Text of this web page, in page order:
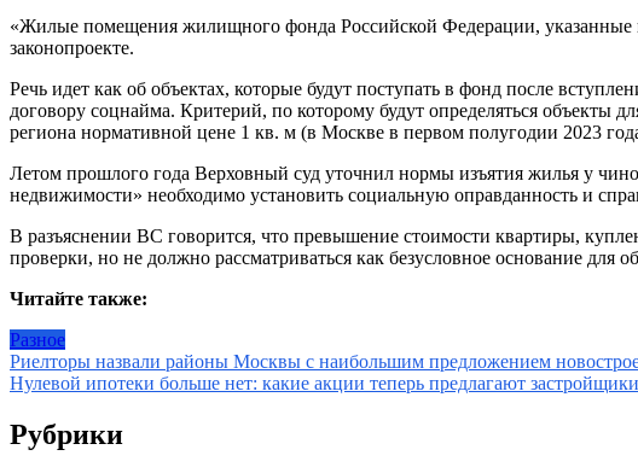
«Жилые помещения жилищного фонда Российской Федерации, указанные
законопроекте.
Речь идет как об объектах, которые будут поступать в фонд после
договору соцнайма. Критерий, по которому будут определяться
региона нормативной цене 1 кв. м (в Москве в первом полугодии 2023
Летом прошлого года Верховный суд уточнил нормы изъятия жилья у
недвижимости» необходимо установить социальную оправданность и
В разъяснении ВС говорится, что превышение стоимости квартиры,
проверки, но не должно рассматриваться как безусловное основание для
Читайте также:
Разное
Навигация
по
записям
Риелторы назвали районы Москвы с наибольшим предложением
Нулевой ипотеки больше нет: какие акции теперь предлагают
Рубрики